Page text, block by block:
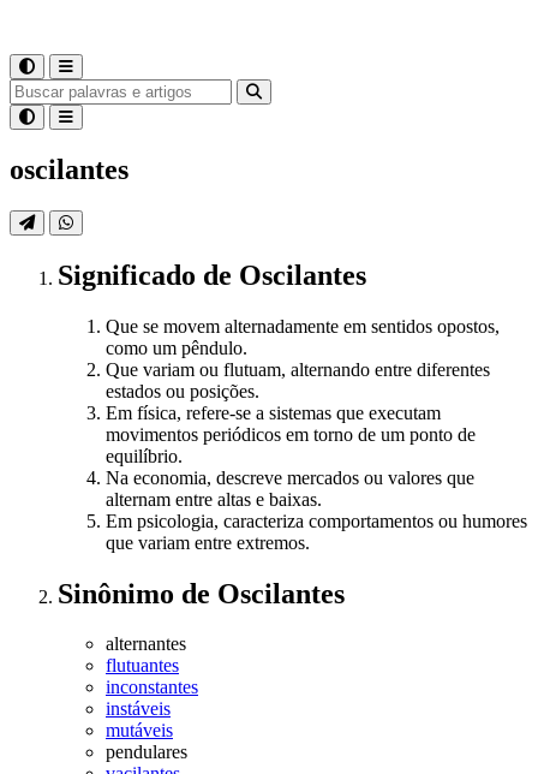
oscilantes
Significado de Oscilantes
Que se movem alternadamente em sentidos opostos,
como um pêndulo.
Que variam ou flutuam, alternando entre diferentes
estados ou posições.
Em física, refere-se a sistemas que executam
movimentos periódicos em torno de um ponto de
equilíbrio.
Na economia, descreve mercados ou valores que
alternam entre altas e baixas.
Em psicologia, caracteriza comportamentos ou humores
que variam entre extremos.
Sinônimo de Oscilantes
alternantes
flutuantes
inconstantes
instáveis
mutáveis
pendulares